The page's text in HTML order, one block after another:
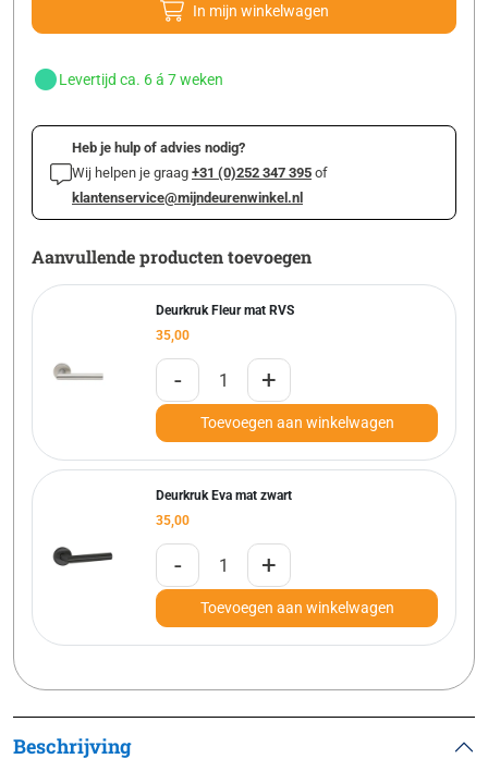
In mijn winkelwagen
Levertijd ca. 6 á 7 weken
Heb je hulp of advies nodig?
Wij helpen je graag +31 (0)252 347 395 of
klantenservice@mijndeurenwinkel.nl
Aanvullende producten toevoegen
Deurkruk Fleur mat RVS
35,00
- +
Toevoegen aan winkelwagen
Deurkruk Eva mat zwart
35,00
- +
Toevoegen aan winkelwagen
Beschrijving